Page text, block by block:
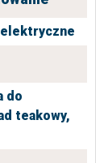
do
teakowy,